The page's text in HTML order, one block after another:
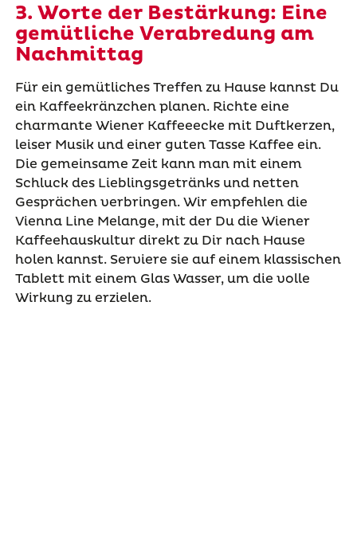
3. Worte der Bestärkung: Eine
gemütliche Verabredung am
Nachmittag
Für ein gemütliches Treffen zu Hause kannst Du
ein Kaffeekränzchen planen. Richte eine
charmante Wiener Kaffeeecke mit Duftkerzen,
leiser Musik und einer guten Tasse Kaffee ein.
Die gemeinsame Zeit kann man mit einem
Schluck des Lieblingsgetränks und netten
Gesprächen verbringen. Wir empfehlen die
Vienna Line Melange, mit der Du die Wiener
Kaffeehauskultur direkt zu Dir nach Hause
holen kannst. Serviere sie auf einem klassischen
Tablett mit einem Glas Wasser, um die volle
Wirkung zu erzielen.